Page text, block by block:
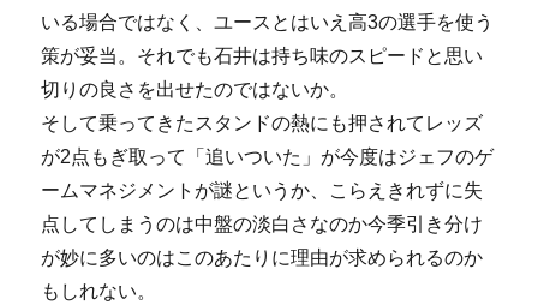
いる場合ではなく、ユースとはいえ高3の選手を使う
策が妥当。それでも石井は持ち味のスピードと思い
切りの良さを出せたのではないか。
そして乗ってきたスタンドの熱にも押されてレッズ
が2点もぎ取って「追いついた」が今度はジェフのゲ
ームマネジメントが謎というか、こらえきれずに失
点してしまうのは中盤の淡白さなのか今季引き分け
が妙に多いのはこのあたりに理由が求められるのか
もしれない。